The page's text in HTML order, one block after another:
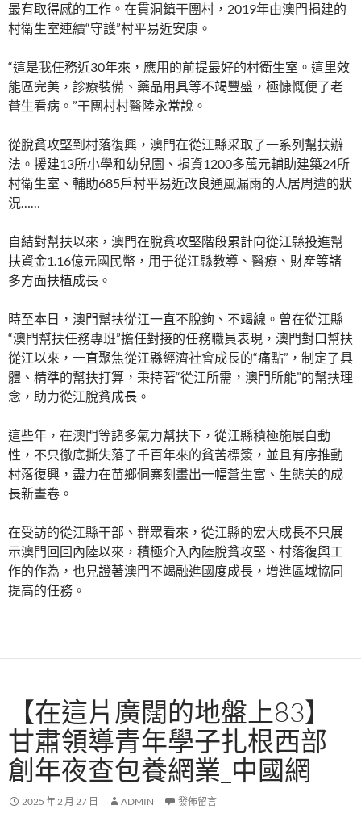
最有取得感的工作。在貫洞鎮干團村，2019年由澳門捐建的
村衛生室連續“守護”村平易近安康。
“這是我任務近30年來，應用的前提最好的村衛生室。這里效
能區完美，診療裝備、藥品用具等不竭豐盛，極慷慨便了老
蒼生看病。”干團村村醫陸永常說。
從脫貧攻堅到村落復興，澳門在從江縣采取了一系列幫扶辦
法。援建13所小學和幼兒園、捐資1200多萬元輔助建築24所
村衛生室、輔助685戶村平易近改良通風漏雨的人居周遭的狀
況……
自結對幫扶以來，澳門在脫貧攻堅階段累計向從江縣投進幫
扶資金1.16億元國民幣，用于從江縣教導、醫療、財產等諸
多方面扶植成長。
時至本日，澳門幫扶從江一直不脫鉤、不竭線。曾在從江縣
“澳門幫扶任務專班”擔任對接的任務職員表現，澳門對口幫扶
從江以來，一直聚焦從江縣經濟社會成長的“痛點”，制定了具
體、精準的幫扶打算，秉持著“從江所需，澳門所能”的幫扶理
念，助力從江脫貧成長。
這些年，在澳門等諸多氣力幫扶下，從江縣積極施展自動
性，不只徹底撕失落了千百年來的貧苦標簽，並且有序推動
村落復興，盡力在苗鄉侗寨刻畫出一幅蒼生富、生態美的成
長新畫卷。
在受訪的從江縣干部、群眾看來，從江縣的宏大成長不只展
示澳門回回內陸以來，積極介入內陸脫貧攻堅、村落復興工
作的作為，也見證著澳門不竭融進國度成長，增進區域協同
提高的任務。
【在這片廣闊的地盤上83】
甘肅領導青年學子扎根西部
創年夜查包養網業_中國網
2025 年 2 月 27 日 ADMIN 發佈留言